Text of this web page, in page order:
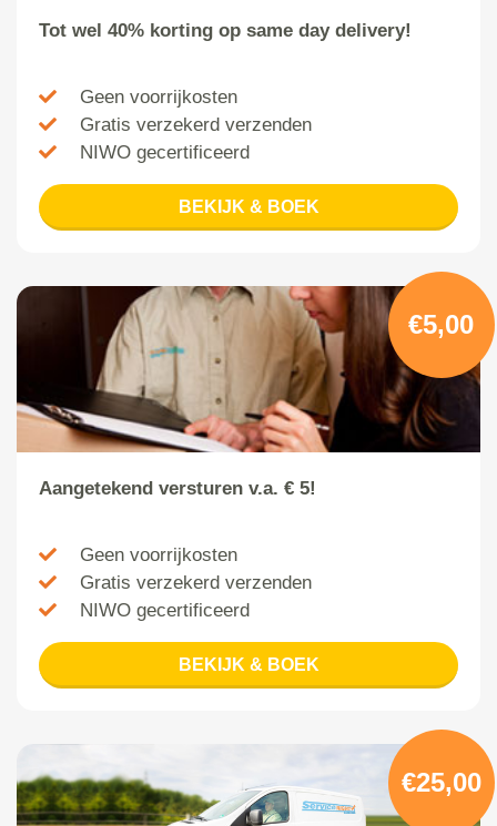
Tot wel 40% korting op same day delivery!
Geen voorrijkosten
Gratis verzekerd verzenden
NIWO gecertificeerd
BEKIJK & BOEK
€5,00
Aangetekend versturen v.a. € 5!
Geen voorrijkosten
Gratis verzekerd verzenden
NIWO gecertificeerd
BEKIJK & BOEK
€25,00